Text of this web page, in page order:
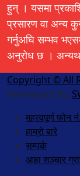
हुन् । यसमा
प्रसारण वा अन्य
गर्नुअघि सम्भव
अनुरोध छ । अन्यथा
Copyright © All
Developed By:
महत्त्वपूर्ण फोन नं.
हाम्रो बारे
सम्पर्क
आहा सञ्चार